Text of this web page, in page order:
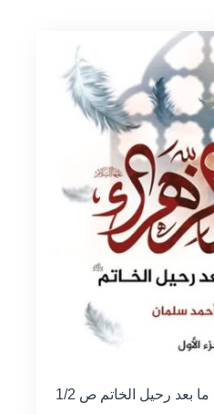
بعد رحيل الخاتم ص 1/2